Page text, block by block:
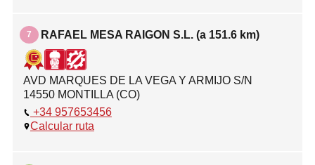
7 RAFAEL MESA RAIGON S.L. (a 151.6 km)
AVD MARQUES DE LA VEGA Y ARMIJO S/N
14550 MONTILLA (CO)
+34 957653456
Calcular ruta